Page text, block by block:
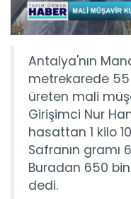
Antalya'nın
metrekarede
üreten mali
Girişimci Nur
hasattan 1 kilo
Safranın gramı
Buradan 650
dedi.